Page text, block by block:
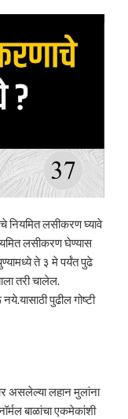
नियमित लसीकरण घ्यावे
लसीकरण घेण्यास
ते ३ मे पर्यंत पुढे
तरी चालेल.
पुढील गोष्टी
असलेल्या लहान मुलांना
बाळांचा एकमेकांशी